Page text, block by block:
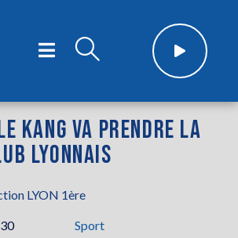
KANG VA PRENDRE LA
LYONNAIS
LYON 1ère
Sport